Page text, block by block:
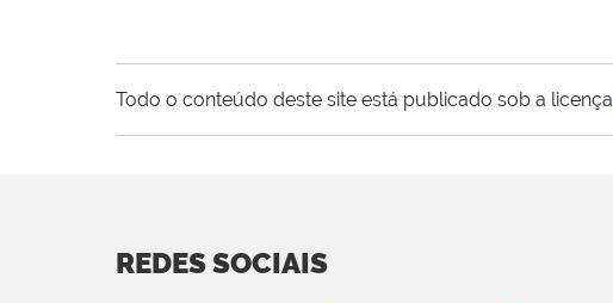
Todo o conteúdo deste site está publicado sob a licença
REDES SOCIAIS